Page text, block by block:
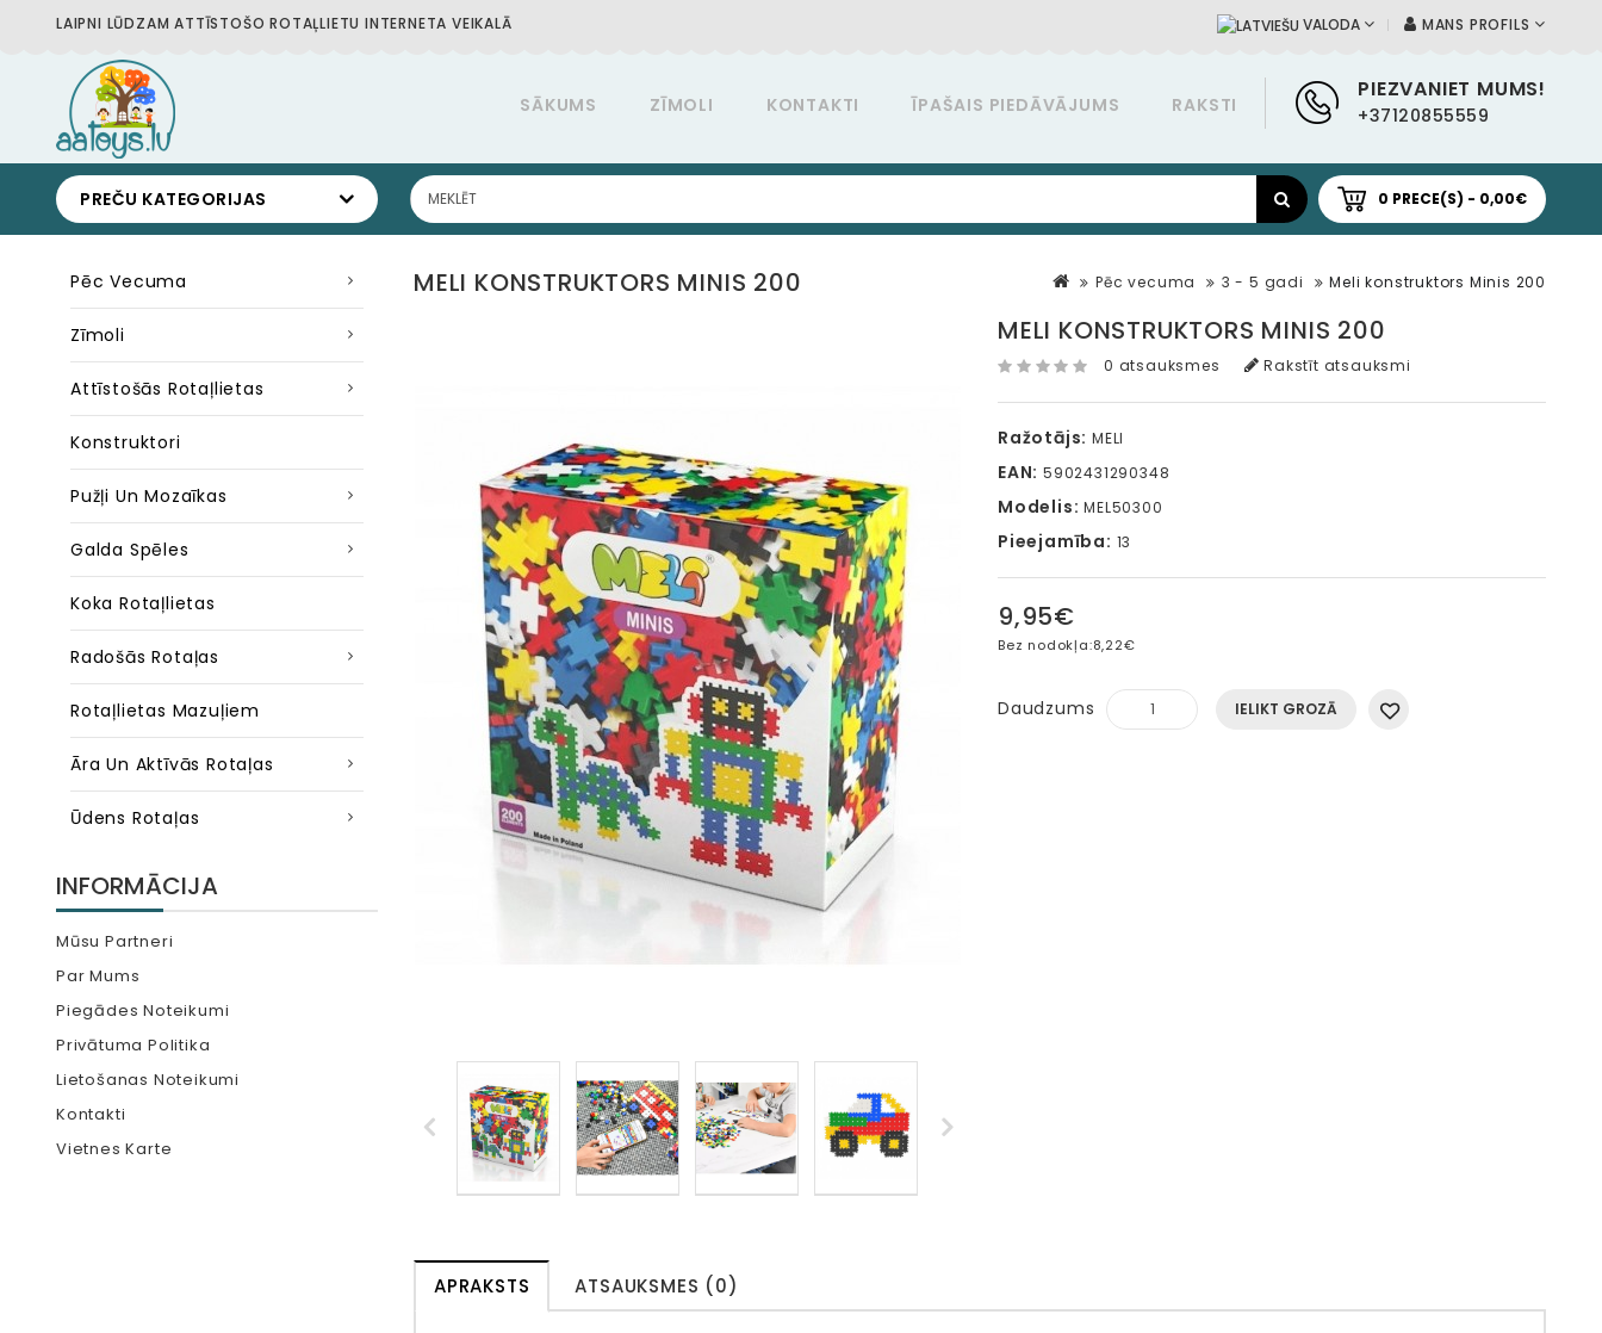
LAIPNI LŪDZAM ATTĪSTOŠO ROTAĻLIETU INTERNETA VEIKALĀ MANS PROFILS
VALODA
PIEZVANIET MUMS!
+37120855559
SĀKUMS ZĪMOLI KONTAKTI ĪPAŠAIS PIEDĀVĀJUMS RAKSTI
PREČU KATEGORIJAS 0 PRECE(S) - 0,00€
Pēc Vecuma
Zīmoli
Attīstošās Rotaļlietas
Konstruktori
Pužļi Un Mozaīkas
Galda Spēles
Koka Rotaļlietas
Radošās Rotaļas
Rotaļlietas Mazuļiem
Āra Un Aktīvās Rotaļas
Ūdens Rotaļas
INFORMĀCIJA
Mūsu Partneri
Par Mums
Piegādes Noteikumi
Privātuma Politika
Lietošanas Noteikumi
Kontakti
Vietnes Karte
Pēc vecuma 3 - 5 gadi Meli konstruktors Minis 200
MELI KONSTRUKTORS MINIS 200
MELI KONSTRUKTORS MINIS 200
0 atsauksmes Rakstīt atsauksmi
Ražotājs: MELI
EAN: 5902431290348
Modelis: MEL50300
Pieejamība: 13
9,95€
Bez nodokļa:8,22€
Daudzums IELIKT GROZĀ
APRAKSTS ATSAUKSMES (0)